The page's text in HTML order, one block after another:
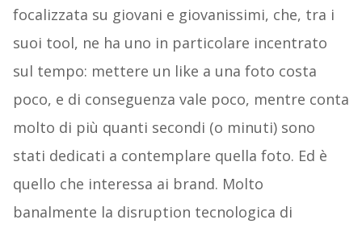
focalizzata su giovani e giovanissimi, che, tra i
suoi tool, ne ha uno in particolare incentrato
sul tempo: mettere un like a una foto costa
poco, e di conseguenza vale poco, mentre conta
molto di più quanti secondi (o minuti) sono
stati dedicati a contemplare quella foto. Ed è
quello che interessa ai brand. Molto
banalmente la disruption tecnologica di